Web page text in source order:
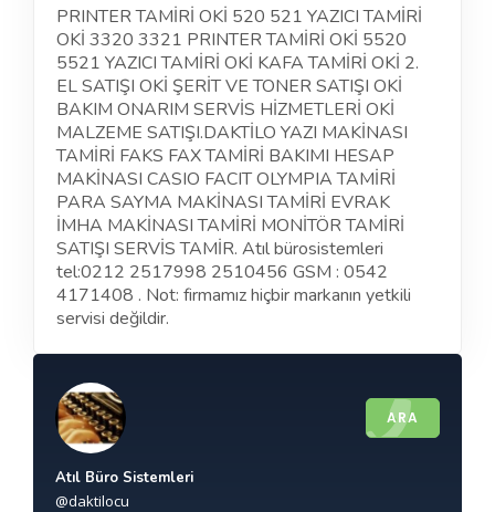
PRINTER TAMİRİ OKİ 520 521 YAZICI TAMİRİ
OKİ 3320 3321 PRINTER TAMİRİ OKİ 5520
5521 YAZICI TAMİRİ OKİ KAFA TAMİRİ OKİ 2.
EL SATIŞI OKİ ŞERİT VE TONER SATIŞI OKİ
BAKIM ONARIM SERVİS HİZMETLERİ OKİ
MALZEME SATIŞI.DAKTİLO YAZI MAKİNASI
TAMİRİ FAKS FAX TAMİRİ BAKIMI HESAP
MAKİNASI CASIO FACIT OLYMPIA TAMİRİ
PARA SAYMA MAKİNASI TAMİRİ EVRAK
İMHA MAKİNASI TAMİRİ MONİTÖR TAMİRİ
SATIŞI SERVİS TAMİR. Atıl bürosistemleri
tel:0212 2517998 2510456 GSM : 0542
4171408 . Not: firmamız hiçbir markanın yetkili
servisi değildir.
ARA
Atıl Büro Sistemleri
@daktilocu